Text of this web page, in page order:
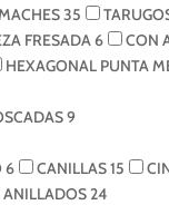
35
FRESADA6 CON
HEXAGONAL PUNTA
9
6 CANILLAS15
ANILLADOS24